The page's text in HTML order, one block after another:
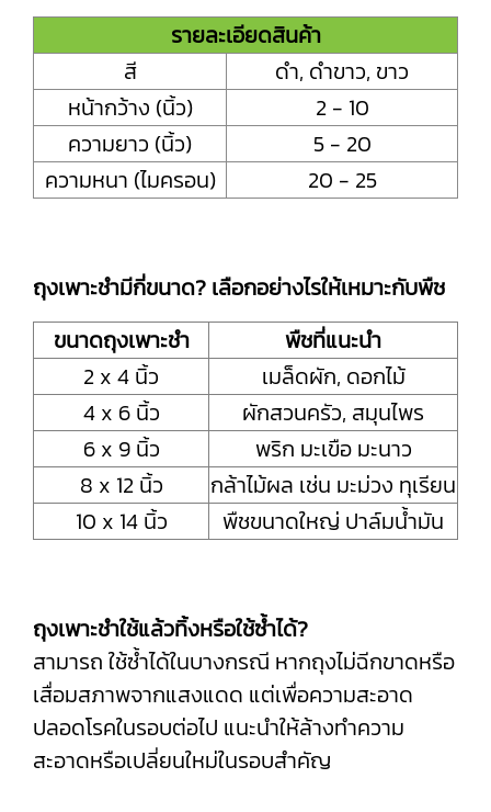
รายละเอียดสินค้า
สี
ดำ, ดำขาว, ขาว
หน้ากว้าง (นิ้ว)
2 - 10
ความยาว (นิ้ว)
5 - 20
ความหนา (ไมครอน)
20 - 25
ถุงเพาะชำมีกี่ขนาด? เลือกอย่างไรให้เหมาะกับพืช
ขนาดถุงเพาะชำ
พืชที่แนะนำ
2 x 4 นิ้ว
เมล็ดผัก, ดอกไม้
4 x 6 นิ้ว
ผักสวนครัว, สมุนไพร
6 x 9 นิ้ว
พริก มะเขือ มะนาว
8 x 12 นิ้ว
กล้าไม้ผล เช่น มะม่วง ทุเรียน
10 x 14 นิ้ว
พืชขนาดใหญ่ ปาล์มน้ำมัน
ถุงเพาะชำใช้แล้วทิ้งหรือใช้ซ้ำได้?
สามารถ ใช้ซ้ำได้ในบางกรณี หากถุงไม่ฉีกขาดหรือ
เสื่อมสภาพจากแสงแดด แต่เพื่อความสะอาด
ปลอดโรคในรอบต่อไป แนะนำให้ล้างทำความ
สะอาดหรือเปลี่ยนใหม่ในรอบสำคัญ